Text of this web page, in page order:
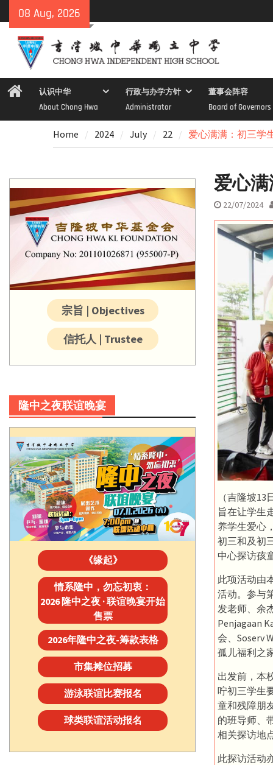
to
content
08 Aug, 2026
Home认识中华
About Chong Hwa
行政与办学方针
Administrator
董事会阵容
Board of Governors
Home 2024 July 22 爱心满满：初三学
爱心
22/07/2024
（吉隆坡
旨在让学生
养学生爱心
初三和及初
中心探访孩
此项活动由
活动。参与
发老师、余
Penjagaan
会、Soserv
孤儿福利之
出发前，本
咛初三学生
童和残障朋
的班导师、
相关探访地
此探访活动
宗旨 | Objectives
信托人 | Trustee
隆中之夜联谊晚宴
《缘起》
情系隆中，勿忘初衷：
2026 隆中之夜 · 联谊晚宴开始
售票
2026年隆中之夜-筹款表格
市集摊位招募
游泳联谊比赛报名
球类联谊活动报名